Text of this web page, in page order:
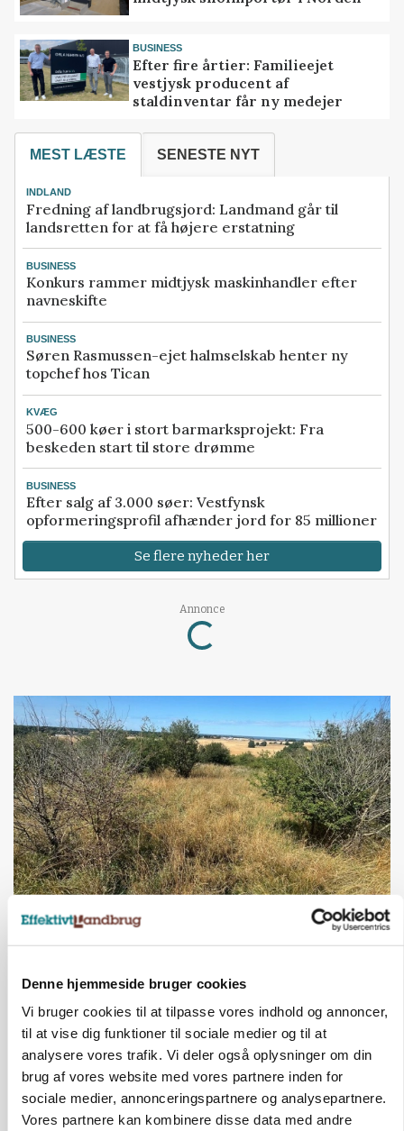
Denne hjemmeside bruger cookies
Vi bruger cookies til at tilpasse vores indhold og annoncer,
til at vise dig funktioner til sociale medier og til at
analysere vores trafik. Vi deler også oplysninger om din
brug af vores website med vores partnere inden for
sociale medier, annonceringspartnere og analysepartnere.
Vores partnere kan kombinere disse data med andre
BUSINESS
Efter fire årtier: Familieejet
vestjysk producent af
staldinventar får ny medejer
MEST LÆSTE SENESTE NYT
INDLAND
Fredning af landbrugsjord: Landmand går til
landsretten for at få højere erstatning
BUSINESS
Konkurs rammer midtjysk maskinhandler efter
navneskifte
BUSINESS
Søren Rasmussen-ejet halmselskab henter ny
topchef hos Tican
KVÆG
500-600 køer i stort barmarksprojekt: Fra
beskeden start til store drømme
BUSINESS
Efter salg af 3.000 søer: Vestfynsk
opformeringsprofil afhænder jord for 85 millioner
Se flere nyheder her
Annonce
Loading...
INDLAND
Fredning binder landmands jord – kommunen
mangler stadig plejeplan
Annonce